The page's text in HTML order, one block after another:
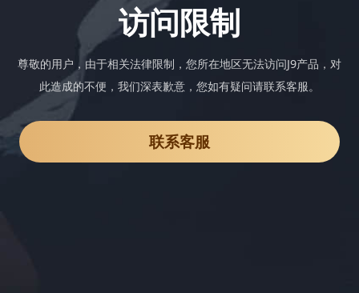
访问限制
尊敬的用户，由于相关法律限制，您所在地区无法访问J9产品，对
此造成的不便，我们深表歉意，您如有疑问请联系客服。
联系客服